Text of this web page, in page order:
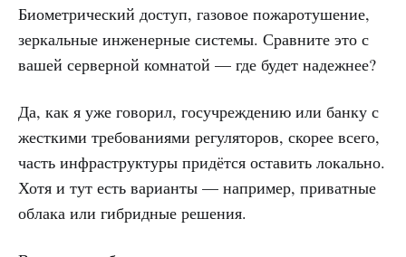
Биометрический доступ, газовое пожаротушение,
зеркальные инженерные системы. Сравните это с
вашей серверной комнатой — где будет надежнее?
Да, как я уже говорил, госучреждению или банку с
жесткими требованиями регуляторов, скорее всего,
часть инфраструктуры придётся оставить локально.
Хотя и тут есть варианты — например, приватные
облака или гибридные решения.